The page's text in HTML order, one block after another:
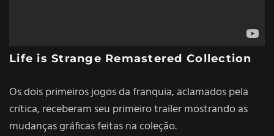
Life is Strange Remastered Collection
Os dois primeiros jogos da franquia, aclamados pela
crítica, receberam seu primeiro trailer mostrando as
mudanças gráficas feitas na coleção.